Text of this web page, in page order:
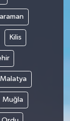
Kilis
Malatya
Muğla